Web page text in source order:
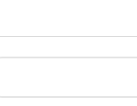
های بالای ۵ میلیون تومن